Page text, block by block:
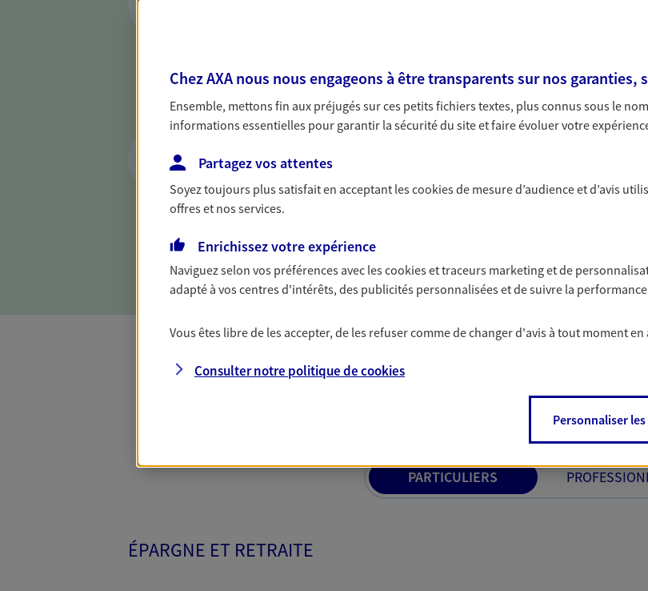
dresser un bilan complet de votre situation. Une analyse
solide pour vous formuler des conseils cohérents avec vos
besoins.
Nous
activité,
Vous protéger et protéger vos proches
face aux aléas de la vie
Avec nos solutions de prévoyance, sécurisez vos ressources
et protégez vos proches en cas d'accident, d'invalidité,
Toutes nos solutions AXA
PARTICULIERS
ÉPARGNE ET RETRAITE
Chez AXA nous nous engageons à être transparents sur nos garanties,
Ensemble, mettons fin aux préjugés sur ces petits fichiers textes, plus connus sous le
informations essentielles pour garantir la sécurité du site et faire évoluer votre
Partagez vos attentes
Soyez toujours plus satisfait en acceptant lescookiesde mesure d’audience et d’avis
offres et nos services.
Enrichissez votre expérience
Naviguez selon vos préférences avec lescookies et traceurs marketing et de
adapté à vos centres d'intérêts, des publicités personnalisées et de suivre la
Vous êtes libre de les accepter, de les refuser comme de changer d'avis à tout moment
Consulter notre politique decookies
Personnaliser